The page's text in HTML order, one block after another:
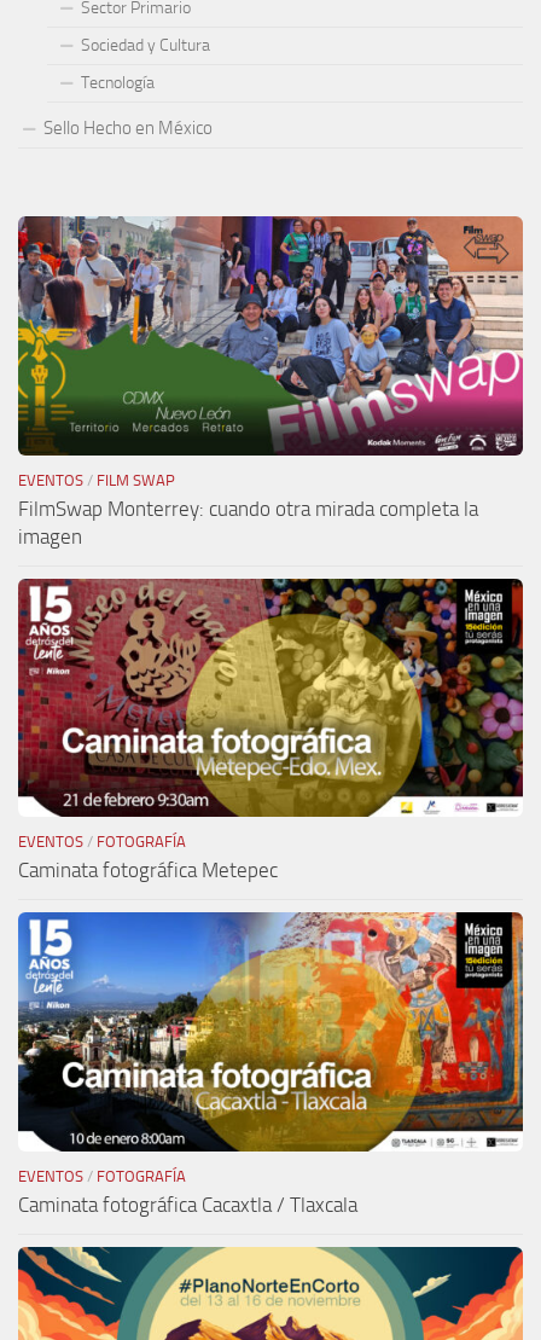
Sector Primario
Sociedad y Cultura
Tecnología
Sello Hecho en México
EVENTOS / FILM SWAP
FilmSwap Monterrey: cuando otra mirada completa la
imagen
EVENTOS / FOTOGRAFÍA
Caminata fotográfica Metepec
EVENTOS / FOTOGRAFÍA
Caminata fotográfica Cacaxtla / Tlaxcala